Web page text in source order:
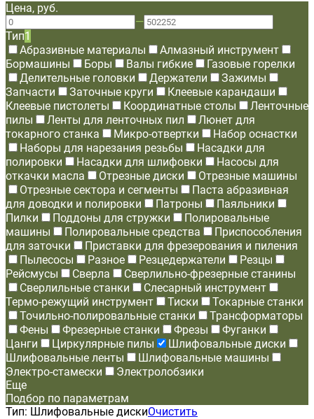
Цена, руб.
—
Тип1
Абразивные материалы
Алмазный инструмент
Бормашины
Боры Валы гибкие
Газовые горелки
Делительные головки
Держатели
Зажимы
Запчасти
Заточные круги
Клеевые карандаши
Клеевые пистолеты
Координатные столы
Ленточные
пилы
Ленты для ленточных пил
Люнет для
токарного станка
Микро-отвертки
Набор оснастки
Наборы для нарезания резьбы
Насадки для
полировки
Насадки для шлифовки
Насосы для
откачки масла
Отрезные диски
Отрезные машины
Отрезные сектора и сегменты
Паста абразивная
для доводки и полировки
Патроны
Паяльники
Пилки
Поддоны для стружки
Полировальные
машины
Полировальные средства
Приспособления
для заточки
Приставки для фрезерования и пиления
Пылесосы
Разное Резцедержатели
Резцы
Рейсмусы
Сверла
Сверлильно-фрезерные станины
Сверлильные станки
Слесарный инструмент
Термо-режущий инструмент
Тиски
Токарные станки
Точильно-полировальные станки
Трансформаторы
Фены
Фрезерные станки Фрезы
Фуганки
Цанги
Циркулярные пилы
Шлифовальные диски
Шлифовальные ленты
Шлифовальные машины
Электро-стамески
Электролобзики
Еще
Подбор по параметрам
Тип: Шлифовальные дискиОчистить